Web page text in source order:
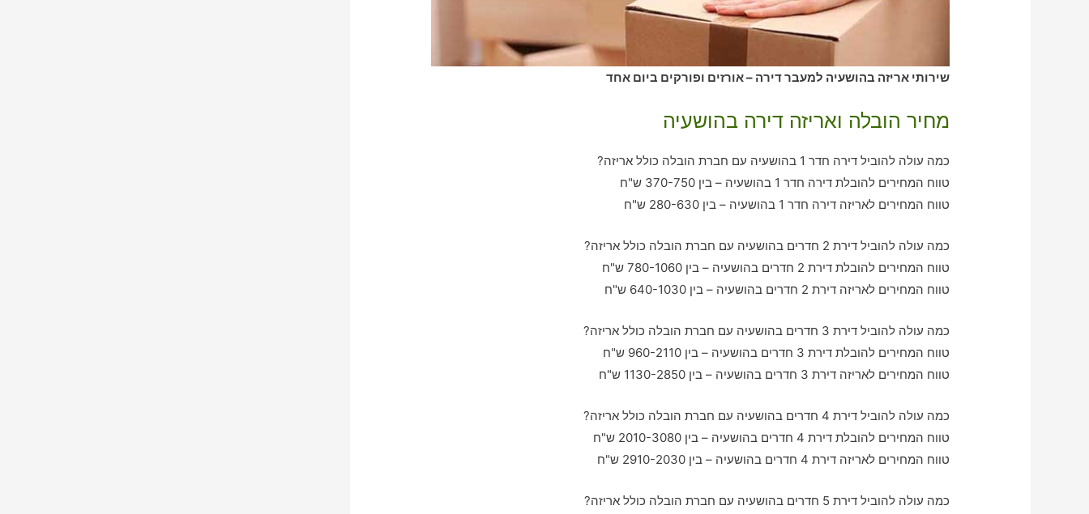
שירותי אריזה בהושעיה למעבר דירה – אורזים ופורקים ביום אחד
מחיר הובלה ואריזה דירה בהושעיה
כמה עולה להוביל דירה חדר 1 בהושעיה עם חברת הובלה כולל אריזה?
טווח המחירים להובלת דירה חדר 1 בהושעיה – בין 370-750 ש"ח
טווח המחירים לאריזה דירה חדר 1 בהושעיה – בין 280-630 ש"ח
כמה עולה להוביל דירת 2 חדרים בהושעיה עם חברת הובלה כולל אריזה?
טווח המחירים להובלת דירת 2 חדרים בהושעיה – בין 780-1060 ש"ח
טווח המחירים לאריזה דירת 2 חדרים בהושעיה – בין 640-1030 ש"ח
כמה עולה להוביל דירת 3 חדרים בהושעיה עם חברת הובלה כולל אריזה?
טווח המחירים להובלת דירת 3 חדרים בהושעיה – בין 960-2110 ש"ח
טווח המחירים לאריזה דירת 3 חדרים בהושעיה – בין 1130-2850 ש"ח
כמה עולה להוביל דירת 4 חדרים בהושעיה עם חברת הובלה כולל אריזה?
טווח המחירים להובלת דירת 4 חדרים בהושעיה – בין 2010-3080 ש"ח
טווח המחירים לאריזה דירת 4 חדרים בהושעיה – בין 2910-2030 ש"ח
כמה עולה להוביל דירת 5 חדרים בהושעיה עם חברת הובלה כולל אריזה?